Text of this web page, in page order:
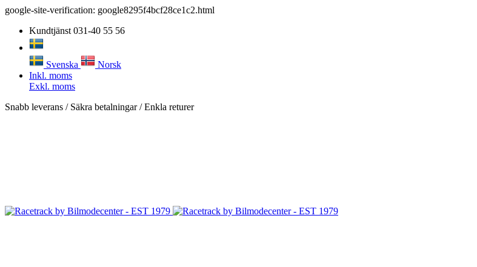
google-site-verification: google8295f4bcf28ce1c2.html
Kundtjänst 031-40 55 56
Svenska
Norsk
Inkl. moms
Exkl. moms
Snabb leverans / Säkra betalningar / Enkla returer